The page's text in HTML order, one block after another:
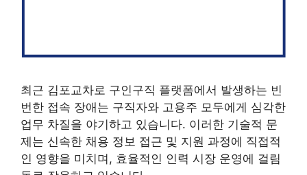
최근 김포교차로 구인구직 플랫폼에서 발생하는 빈
번한 접속 장애는 구직자와 고용주 모두에게 심각한
업무 차질을 야기하고 있습니다. 이러한 기술적 문
제는 신속한 채용 정보 접근 및 지원 과정에 직접적
인 영향을 미치며, 효율적인 인력 시장 운영에 걸림